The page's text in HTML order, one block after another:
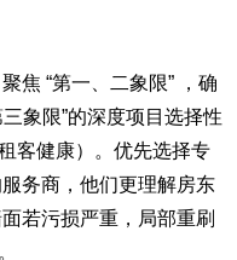
焦 “第一、二象限” ，确
象限”的深度项目选择性
客健康）。优先选择专
服务商，他们更理解房东
若污损严重，局部重刷